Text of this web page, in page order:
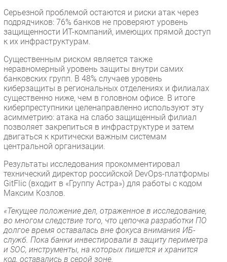
IT класс
Тестовый стенд
Каталог компаний
Серьезной проблемой остаются и риски атак через
подрядчиков: 76% банков не проверяют уровень
защищенности ИТ-компаний, имеющих прямой доступ
к их инфраструктурам.
Существенным риском является также
неравномерный уровень защиты внутри самих
банковских групп. В 48% случаев уровень
киберзащиты в региональных отделениях и филиалах
существенно ниже, чем в головном офисе. В итоге
киберпреступники целенаправленно используют эту
асимметрию: атака на слабо защищенный филиал
позволяет закрепиться в инфраструктуре и затем
двигаться к критически важным системам
центральной организации.
Результаты исследования прокомментировал
технический директор российской DevOps-платформы
GitFlic (входит в «Группу Астра») для работы с кодом
Максим Козлов.
«Текущее положение дел, отраженное в исследование,
во многом следствие того, что цепочка разработки ПО
долгое время оставалась вне фокуса внимания ИБ-
служб. Пока банки инвестировали в защиту периметра
и SOC, инструменты, на которых пишется и хранится
код, оставались в серой зоне.